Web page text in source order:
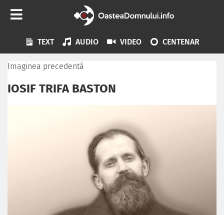
TEXT AUDIO VIDEO CENTENAR
Imaginea precedentă
IOSIF TRIFA BASTON